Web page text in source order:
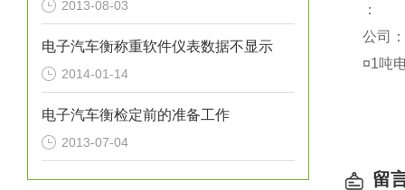
2013-08-03
电子汽车衡称重软件仪表数据不显示
2014-01-14
电子汽车衡检定前的准备工作
2013-07-04
：
公司
¤1吨
留